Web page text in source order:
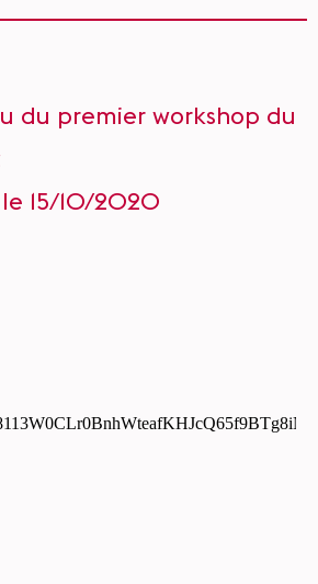
du premier workshop du
le 15/10/2020